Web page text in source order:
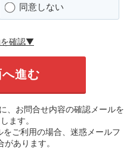
同意しない
確認▼
、お問合せ内容の確認メールを
ます。
ご利用の場合、迷惑メールフ
あります。